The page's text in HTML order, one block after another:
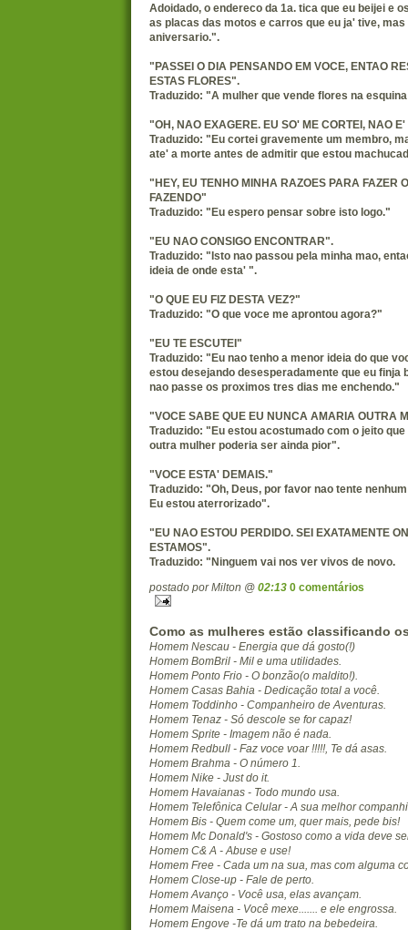
Adoidado, o endereco da 1a. tica que eu beijei e
as placas das motos e carros que eu ja' tive, mas
aniversario.".
"PASSEI O DIA PENSANDO EM VOCE, ENTAO
ESTAS FLORES".
Traduzido: "A mulher que vende flores na
"OH, NAO EXAGERE. EU SO' ME CORTEI, NAO
Traduzido: "Eu cortei gravemente um membro,
ate' a morte antes de admitir que estou
"HEY, EU TENHO MINHA RAZOES PARA FAZER
FAZENDO"
Traduzido: "Eu espero pensar sobre isto logo."
"EU NAO CONSIGO ENCONTRAR".
Traduzido: "Isto nao passou pela minha mao,
ideia de onde esta' ".
"O QUE EU FIZ DESTA VEZ?"
Traduzido: "O que voce me aprontou agora?"
"EU TE ESCUTEI"
Traduzido: "Eu nao tenho a menor ideia do que
estou desejando desesperadamente que eu finja
nao passe os proximos tres dias me enchendo."
"VOCE SABE QUE EU NUNCA AMARIA OUTRA
Traduzido: "Eu estou acostumado com o jeito
outra mulher poderia ser ainda pior".
"VOCE ESTA' DEMAIS."
Traduzido: "Oh, Deus, por favor nao tente
Eu estou aterrorizado".
"EU NAO ESTOU PERDIDO. SEI EXATAMENTE
ESTAMOS".
Traduzido: "Ninguem vai nos ver vivos de novo.
postado por Milton @ 02:13 0 comentários
Como as mulheres estão classificando
Homem Nescau - Energia que dá gosto(!)
Homem BomBril - Mil e uma utilidades.
Homem Ponto Frio - O bonzão(o maldito!).
Homem Casas Bahia - Dedicação total a você.
Homem Toddinho - Companheiro de Aventuras.
Homem Tenaz - Só descole se for capaz!
Homem Sprite - Imagem não é nada.
Homem Redbull - Faz voce voar !!!!!, Te dá asas.
Homem Brahma - O número 1.
Homem Nike - Just do it.
Homem Havaianas - Todo mundo usa.
Homem Telefônica Celular - A sua melhor
Homem Bis - Quem come um, quer mais, pede bis!
Homem Mc Donald's - Gostoso como a vida deve
Homem C& A - Abuse e use!
Homem Free - Cada um na sua, mas com alguma
Homem Close-up - Fale de perto.
Homem Avanço - Você usa, elas avançam.
Homem Maisena - Você mexe....... e ele engrossa.
Homem Engove -Te dá um trato na bebedeira.